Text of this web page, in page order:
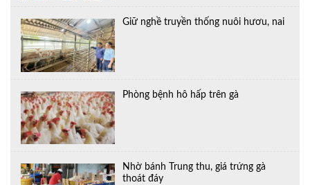
Giữ nghề truyền thống nuôi hươu, nai
Phòng bệnh hô hấp trên gà
Nhờ bánh Trung thu, giá trứng gà
thoát đáy